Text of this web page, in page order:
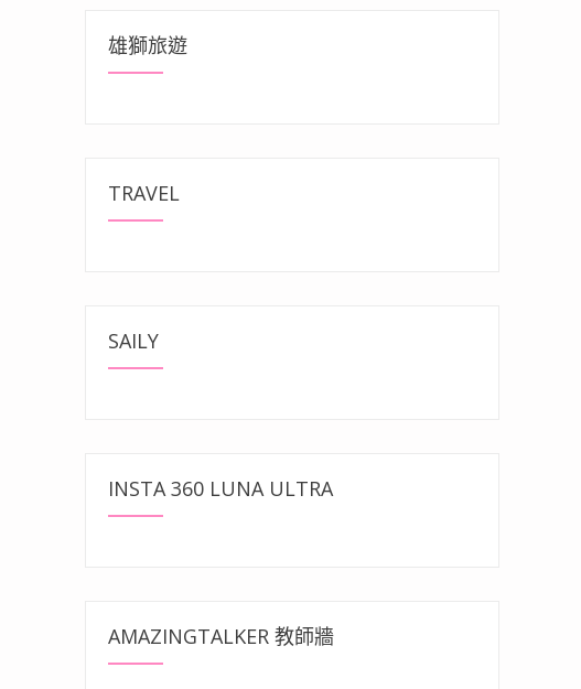
雄獅旅遊
TRAVEL
SAILY
INSTA 360 LUNA ULTRA
AMAZINGTALKER 教師牆